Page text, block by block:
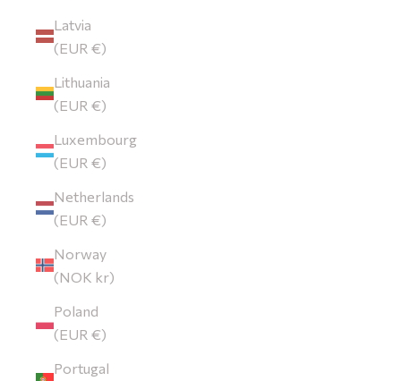
Latvia
(EUR €)
Lithuania
(EUR €)
Luxembourg
(EUR €)
Netherlands
(EUR €)
Norway
(NOK kr)
Poland
(EUR €)
Portugal